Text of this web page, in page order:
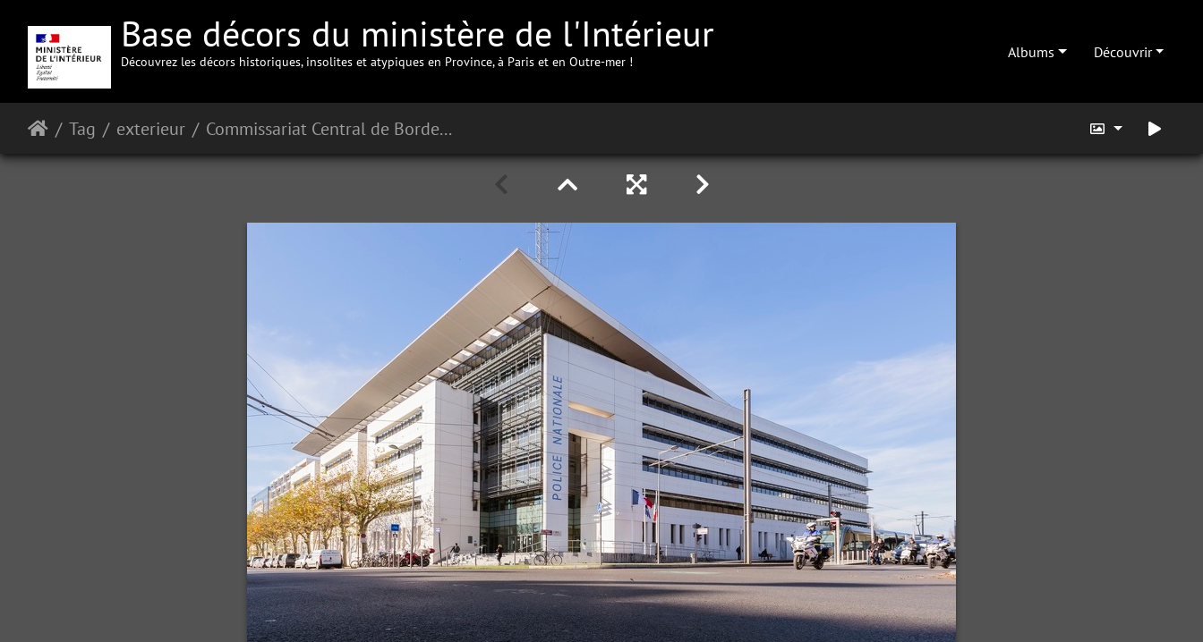
Base décors du ministère de l'Intérieur
Découvrez les décors historiques, insolites et atypiques en Province, à Paris et en Outre-mer !
Albums Découvrir
Tag exterieur Commissariat Central de Bordeaux